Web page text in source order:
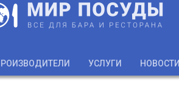
УСЛУГИ НОВОСТИ